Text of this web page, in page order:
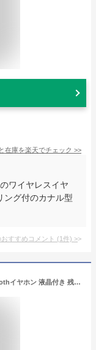
在庫を楽天でチェック >>
ワイヤレスイヤ
ング付のカナル型
すすめコメント (1件) >
1780円でGET＼ワイヤレスイヤホン bluetoothイヤホン 液晶付き 残量表示 Bluetooth6.0 ANC対応 イヤホン ノイズキャンセリング 自動ペアリング 60H連続再生 HiFi高音質 Type‐C急速充電 LEDディスプレイ IPX7防水 マイク内蔵 iPhone/Android 旅行/出張 Siri対応